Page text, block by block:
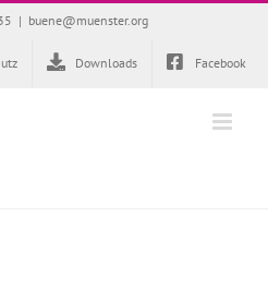
| buene@muenster.org
Downloads Facebook